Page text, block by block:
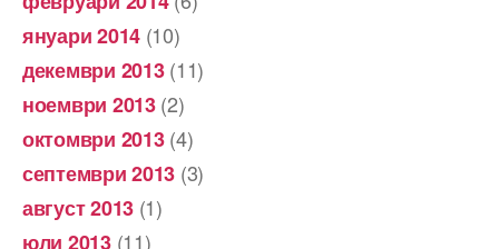
януари 2014 (10)
декември 2013(11)
ноември 2013(2)
октомври 2013(4)
септември 2013 (3)
август 2013 (1)
юли 2013(11)